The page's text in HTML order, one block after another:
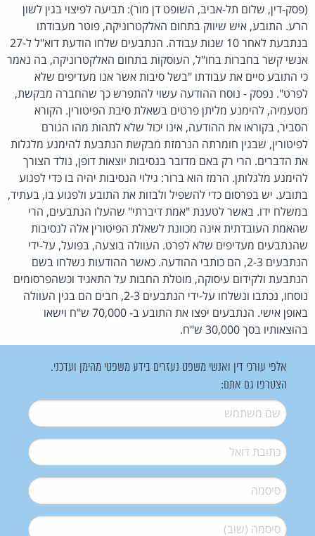
(פסק-דין, שלום תל-אביב, השופט דן מור): תביעה לפיצוי בגין לשון
הרע. התובע, איש שיווק בתחום האלקטרוניקה, פוטר מעבודתו
בנתבעת לאחר 10 שנות עבודה. הנתבעים שלחו הודעת דוא"ל ל-27
אנשי קשר בחברות בחו"ל, העוסקות בתחום האלקטרוניקה, בה נאמר
כי התובע סיים את עבודתו "בשל סיבות אשר אנו מעדיפים שלא
לפרט". נפסק - נוסח ההודעה עשוי להתפרש כך שהחברה מבקשת,
מטעמיה, להימנע מליתן פרטים בשאלת סיבת הפיטורין. הקורא
הסביר, בקוראו את ההודעה, אינו יכול שלא לתהות מהו הגורם
לפיטורין, שבגין חומרתה הנרמזת מבקשת הנתבעת להימנע מלגלות
את הדברים. הרי רק באם מדובר בנסיבות יוצאות דופן, נולד הצורך
להימנע מלגלותן. הרמז הוא ברור: גילוי הנסיבות יהיה בו כדי לפגוע
בתובע. יש בפרסום כדי להשפיל ולבזות את התובע ולפגוע בו, בעתיד,
במשלח ידו. באשר לטענת "אמת דיברתי" שהעלו הנתבעים, הרי
שהאמת העובדתית אינה מכוונת לשאלת הפיטורין אלה לנסיבות
שהנתבעים מעדיפים שלא לפרט. העוולה בוצעה, בפועל, על-ידי
הנתבעים 2-3, הם כותבי ההודעה. כאשר ההודעות נשלחו בשם
הנתבעת ולקידום עיסוקה, מוטלת החבות על התאגיד וכשהפרסומים
נוסחו, נכתבו ונשלחו על-ידי הנתבעים 2-3, חבים הם בגין העוולה
באופן אישי. הנתבעים יפצו את התובע ב- 70,000 ש"ח וישאו
בהוצאותיו בסך 30,000 ש"ח.
אלפי עורכי דין ואנשי משפט נעזרים בידע משפטי מהימן ועדכני.
הצטרפו גם אתם:
שם משתמש*
דואל*
סיסמה*
סיסמה (שוב)*